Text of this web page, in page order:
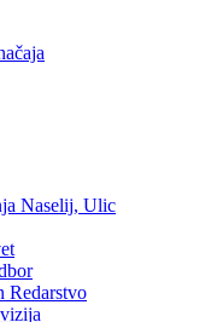
Naselij, Ulic
Redarstvo